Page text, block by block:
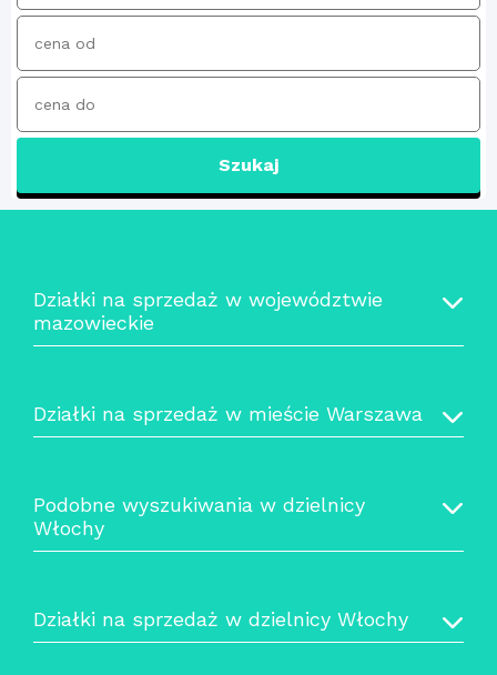
Szukaj
Działki na sprzedaż w województwie
mazowieckie
Działki na sprzedaż w mieście Warszawa
Podobne wyszukiwania w dzielnicy
Włochy
Działki na sprzedaż w dzielnicy Włochy